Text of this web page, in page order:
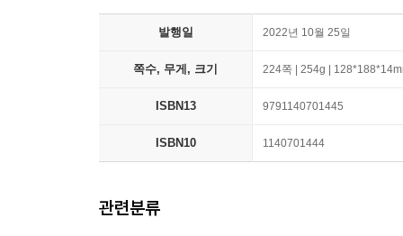
발행일 2022년 10월 25일
쪽수, 무게, 크기 224쪽 | 254g |
ISBN13 9791140701445
ISBN10 1140701444
관련분류